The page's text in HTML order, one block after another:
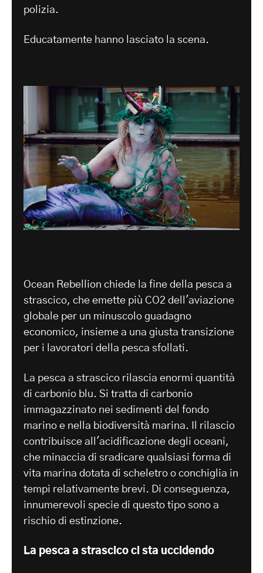
polizia.
Educatamente hanno lasciato la scena.
Ocean Rebellion chiede la fine della pesca a
strascico, che emette più CO2 dell'aviazione
globale per un minuscolo guadagno
economico, insieme a una giusta transizione
per i lavoratori della pesca sfollati.
La pesca a strascico rilascia enormi quantità
di carbonio blu. Si tratta di carbonio
immagazzinato nei sedimenti del fondo
marino e nella biodiversità marina. Il rilascio
contribuisce all'acidificazione degli oceani,
che minaccia di sradicare qualsiasi forma di
vita marina dotata di scheletro o conchiglia in
tempi relativamente brevi. Di conseguenza,
innumerevoli specie di questo tipo sono a
rischio di estinzione.
La pesca a strascico ci sta uccidendo